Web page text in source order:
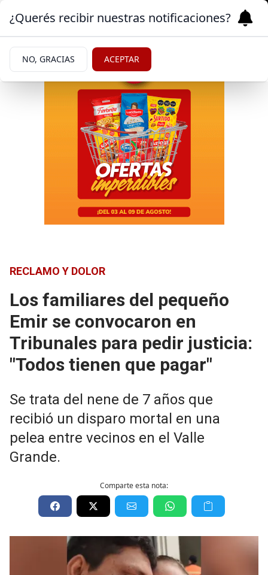
RECLAMO Y DOLOR
Los familiares del pequeño
Emir se convocaron en
Tribunales para pedir justicia:
"Todos tienen que pagar"
Se trata del nene de 7 años que
recibió un disparo mortal en una
pelea entre vecinos en el Valle
Grande.
Comparte esta nota:
¿Querés recibir nuestras notificaciones?
NO, GRACIAS ACEPTAR